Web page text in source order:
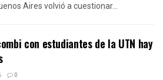
Aires volvió a cuestionar...
con estudiantes de la UTN hay
0